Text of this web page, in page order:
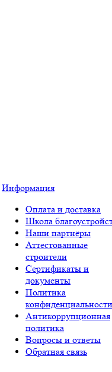
Информация
Оплата и доставка
Школа
Наши партнёры
Аттестованные
строители
Сертификаты и
документы
Политика
конфиденциальности
Антикоррупционная
политика
Вопросы и ответы
Обратная связь